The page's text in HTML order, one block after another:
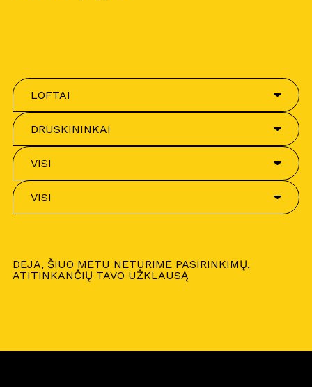
LOFTAI
DRUSKININKAI
VISI
VISI
DEJA, ŠIUO METU NETURIME PASIRINKIMŲ,
ATITINKANČIŲ TAVO UŽKLAUSĄ